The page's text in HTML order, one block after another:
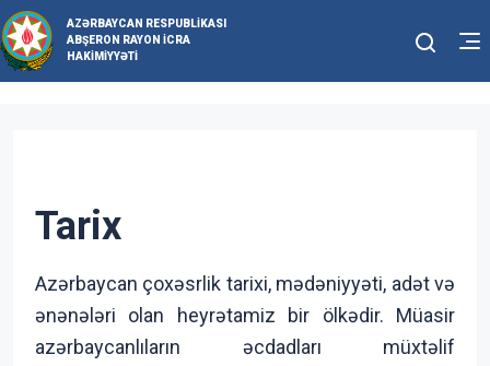
AZƏRBAYCAN RESPUBLIKASI
ABŞERON RAYON İCRA
HAKIMIYYƏTI
Tarix
Azərbaycan çoxəsrlik tarixi, mədəniyyəti, adət və
ənənələri olan heyrətamiz bir ölkədir. Müasir
azərbaycanlıların əcdadları müxtəlif